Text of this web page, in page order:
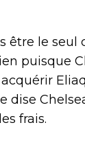
être le
puisque
dise
frais.